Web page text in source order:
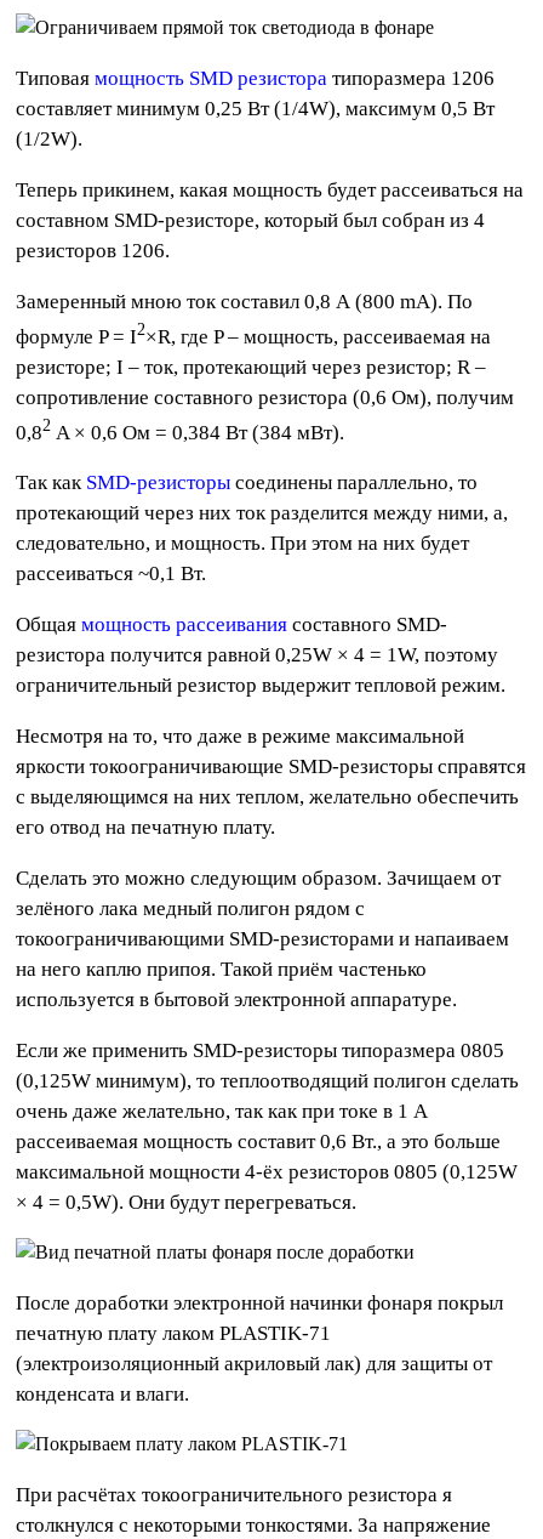
Типоваямощность SMD резистора типоразмера 1206
составляет минимум 0,25 Вт (1/4W), максимум 0,5 Вт
(1/2W).
Теперь прикинем, какая мощность будет рассеиваться на
составном SMD-резисторе, который был собран из 4
резисторов 1206.
Замеренный мною ток составил 0,8 А (800 mA). По
формуле P = I2×R, где P – мощность, рассеиваемая на
резисторе; I – ток, протекающий через резистор; R –
сопротивление составного резистора (0,6 Ом), получим
0,82 A × 0,6 Ом = 0,384 Вт (384 мВт).
Так как SMD-резисторы соединены параллельно, то
протекающий через них ток разделится между ними, а,
следовательно, и мощность. При этом на них будет
рассеиваться ~0,1 Вт.
Общаямощность рассеивания составного SMD-
резистора получится равной 0,25W × 4 = 1W, поэтому
ограничительный резистор выдержит тепловой режим.
Несмотря на то, что даже в режиме максимальной
яркости токоограничивающие SMD-резисторы справятся
с выделяющимся на них теплом, желательно обеспечить
его отвод на печатную плату.
Сделать это можно следующим образом. Зачищаем от
зелёного лака медный полигон рядом с
токоограничивающими SMD-резисторами и напаиваем
на него каплю припоя. Такой приём частенько
используется в бытовой электронной аппаратуре.
Если же применить SMD-резисторы типоразмера 0805
(0,125W минимум), то теплоотводящий полигон сделать
очень даже желательно, так как при токе в 1 А
рассеиваемая мощность составит 0,6 Вт., а это больше
максимальной мощности 4-ёх резисторов 0805 (0,125W
× 4 = 0,5W). Они будут перегреваться.
После доработки электронной начинки фонаря покрыл
печатную плату лаком PLASTIK-71
(электроизоляционный акриловый лак) для защиты от
конденсата и влаги.
При расчётах токоограничительного резистора я
столкнулся с некоторыми тонкостями. За напряжение